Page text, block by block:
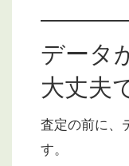
データ
大丈夫
査定の前に、
す。